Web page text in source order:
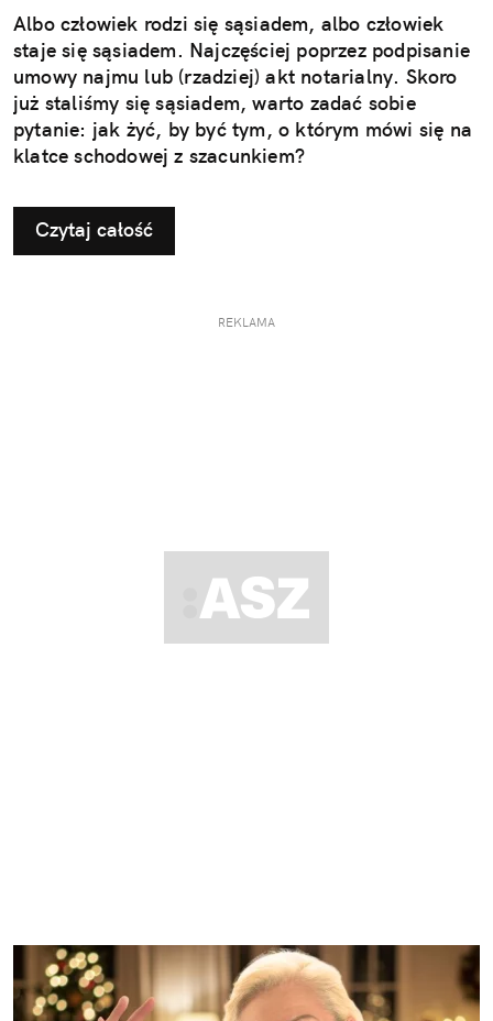
Albo człowiek rodzi się sąsiadem, albo człowiek
staje się sąsiadem. Najczęściej poprzez podpisanie
umowy najmu lub (rzadziej) akt notarialny. Skoro
już staliśmy się sąsiadem, warto zadać sobie
pytanie: jak żyć, by być tym, o którym mówi się na
klatce schodowej z szacunkiem?
Czytaj całość
REKLAMA